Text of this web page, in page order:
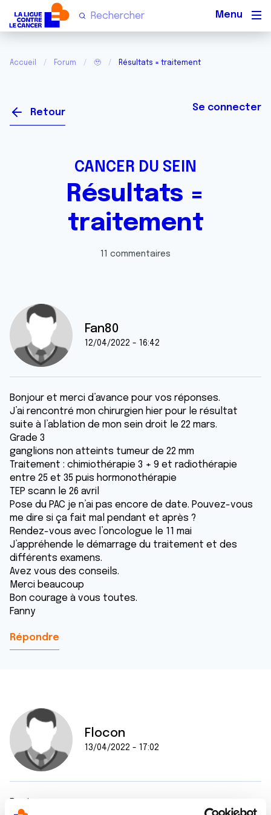
Accueil Forum 🥹 Résultats = traitement
Retour Se connecter
CANCER DU SEIN
Résultats =
traitement
11 commentaires
Fan80
12/04/2022 - 16:42
Bonjour et merci d’avance pour vos réponses.
J’ai rencontré mon chirurgien hier pour le résultat
suite à l’ablation de mon sein droit le 22 mars.
Grade 3
ganglions non atteints tumeur de 22 mm
Traitement : chimiothérapie 3 + 9 et radiothérapie
entre 25 et 35 puis hormonothérapie
TEP scann le 26 avril
Pose du PAC je n’ai pas encore de date. Pouvez-vous
me dire si ça fait mal pendant et après ?
Rendez-vous avec l’oncologue le 11 mai
J’appréhende le démarrage du traitement et des
différents examens.
Avez vous des conseils.
Merci beaucoup
Bon courage à vous toutes.
Fanny
Répondre
Flocon
13/04/2022 - 17:02